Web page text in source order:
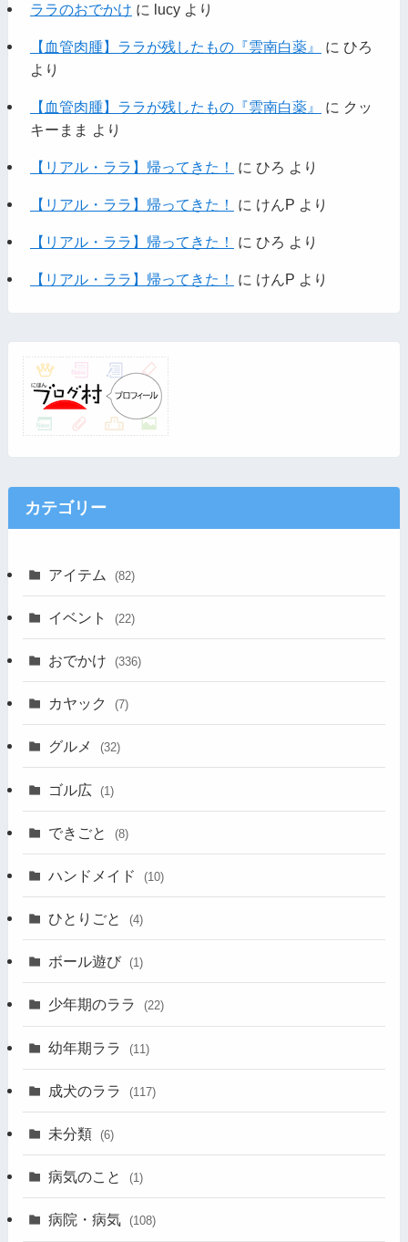
ララのおでかけ に lucyより
【血管肉腫】ララが残したもの『雲南白薬』 に ひろ
より
【血管肉腫】ララが残したもの『雲南白薬』 に クッ
キーまま より
【リアル・ララ】帰ってきた！ に ひろ より
【リアル・ララ】帰ってきた！ に けんP より
【リアル・ララ】帰ってきた！ に ひろ より
【リアル・ララ】帰ってきた！ に けんP より
カテゴリー
アイテム (82)
イベント (22)
おでかけ (336)
カヤック (7)
グルメ (32)
ゴル広 (1)
できごと (8)
ハンドメイド (10)
ひとりごと (4)
ボール遊び (1)
少年期のララ (22)
幼年期ララ (11)
成犬のララ (117)
未分類 (6)
病気のこと (1)
病院・病気 (108)